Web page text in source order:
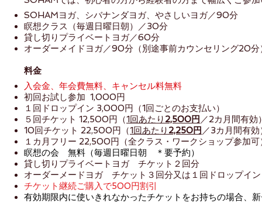
SOHAMヨガ、シバナンダヨガ、やさしいヨガ／90分
瞑想クラス（毎週日曜日朝）／30分
貸し切りプライベートヨガ／60分
オーダーメイドヨガ／90分（別途事前カウンセリング20分
料金
入会金、年会費無料、キャンセル料無料
初回お試し参加 1,000円
１回ドロップイン 3,000円（1回ごとのお支払い）
５回チケット 12,500円（1回あたり 2,500円 ／2カ月間有効
10回チケット 22,500円（1回あたり 2,250円 ／3カ月間有効
１カ月フリー 22,500円（全クラス・ワークショップ参加可
瞑想の会 無料（毎週日曜日朝 ＊要予約）
​貸し切りプライベートヨガ チケット２回分
オーダーメードヨガ チケット３回分又は１回ドロップイ
チケット継続ご購入で500円割引
有効期限内に使いきれなかったチケットをお持ちの場合、